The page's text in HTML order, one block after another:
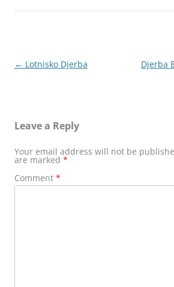
Post
← Lotnisko Djerba
Djerba
Leave a Reply
Your email address will not be
are marked *
Comment *